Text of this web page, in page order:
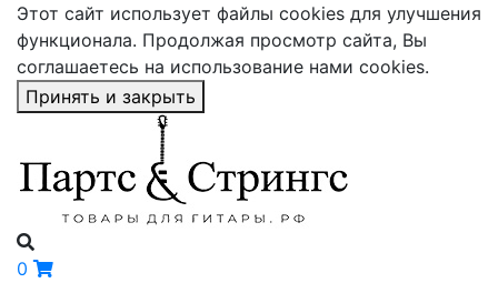
Этот сайт использует файлы cookies для улучшения
функционала. Продолжая просмотр сайта, Вы
соглашаетесь на использование нами cookies.
Принять и закрыть
0